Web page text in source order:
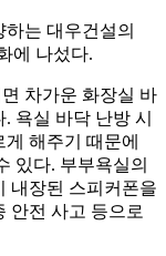
는 대우건설의
에 나섰다.
차가운 화장실 바
욕실 바닥 난방 시
해주기 때문에
있다. 부부욕실의
내장된 스피커폰을
안전 사고 등으로